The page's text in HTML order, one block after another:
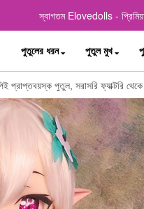
স্বাগতম Elovedolls -
পুতুলের ধরন পুতুল মুখ
প্রাপ্তবয়স্ক পুতুল, সরাসরি ফ্যাক্টরি থেকে